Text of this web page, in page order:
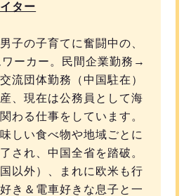
ター
子の子育てに奮闘中の、
ーカー。民間企業勤務→
流団体勤務（中国駐在）
、現在は公務員として海
わる仕事をしています。
しい食べ物や地域ごとに
され、中国全省を踏破。
以外）、まれに欧米も行
き＆電車好きな息子と一